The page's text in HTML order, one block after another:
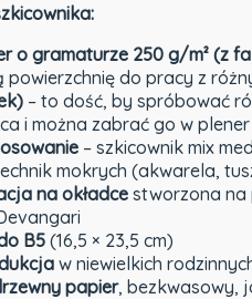
o gramaturze 250 g/m² (z
powierzchnię do pracy z
– to dość, by spróbować
i można zabrać go w plener
– szkicownik mix
mokrych (akwarela,
na okładce stworzona na
B5(16,5 × 23,5 cm)
w niewielkich
papier, bezkwasowy,